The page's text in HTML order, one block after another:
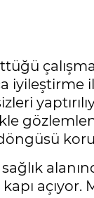
açıyor.